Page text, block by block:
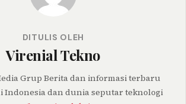
DITULIS OLEH
Virenial Tekno
Grup Berita dan informasi terbaru
dan dunia seputar teknologi